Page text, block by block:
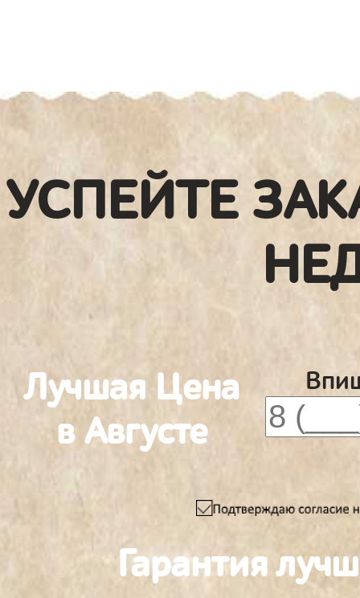
УСПЕЙТЕ
Лучшая Цена
в Августе
Гарантия